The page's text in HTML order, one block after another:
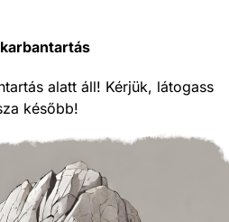
alatt áll! Kérjük, látogass
később!